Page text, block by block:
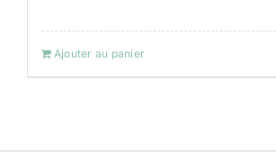
Ajouter au panier